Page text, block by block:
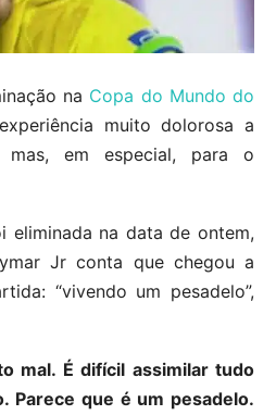
na Copa do Mundo do
muito dolorosa a
mas, em especial, para o
eliminada na data de ontem,
Jr conta que chegou a
“vivendo um pesadelo”,
mal. É difícil assimilar tudo
Parece que é um pesadelo.